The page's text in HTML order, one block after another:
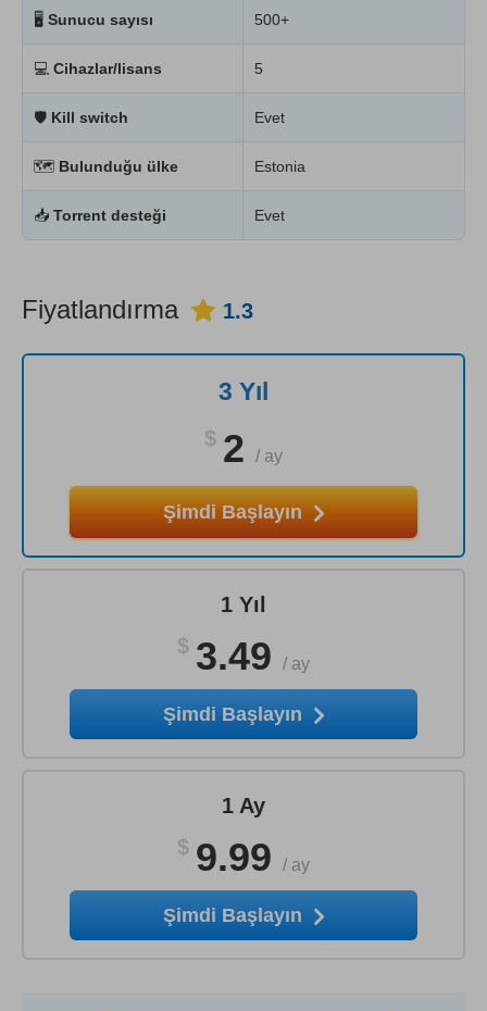
🖥 Sunucu sayısı 500+
💻 Cihazlar/lisans 5
🛡 Kill switch Evet
🗺 Bulunduğu ülke Estonia
📥 Torrent desteği Evet
Fiyatlandırma 1.3
3 Yıl
$ 2 / ay
Şimdi Başlayın
1 Yıl
$ 3.49 / ay
Şimdi Başlayın
1 Ay
$ 9.99 / ay
Şimdi Başlayın